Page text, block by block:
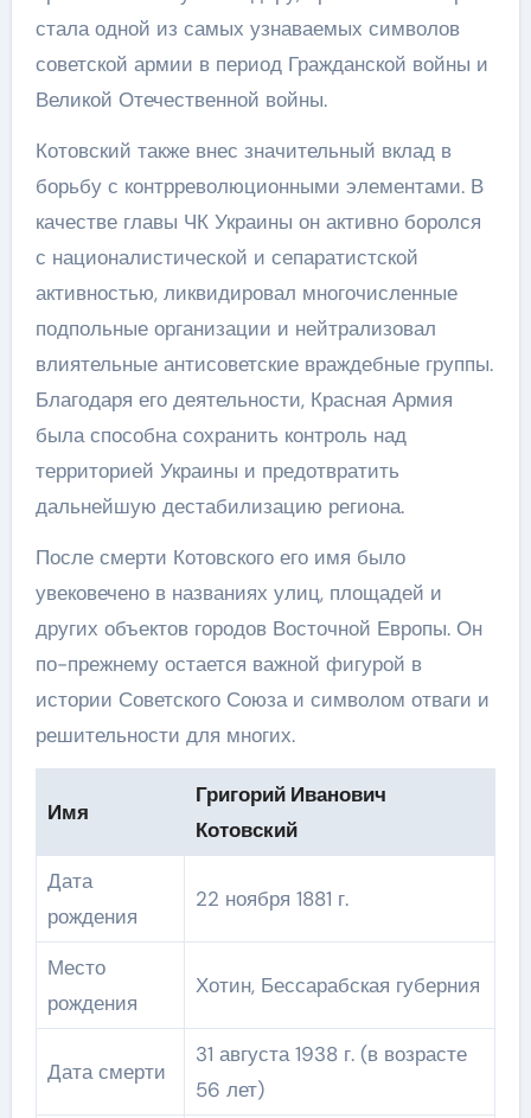
стала одной из самых узнаваемых символов
советской армии в период Гражданской войны и
Великой Отечественной войны.
Котовский также внес значительный вклад в
борьбу с контрреволюционными элементами. В
качестве главы ЧК Украины он активно боролся
с националистической и сепаратистской
активностью, ликвидировал многочисленные
подпольные организации и нейтрализовал
влиятельные антисоветские враждебные группы.
Благодаря его деятельности, Красная Армия
была способна сохранить контроль над
территорией Украины и предотвратить
дальнейшую дестабилизацию региона.
После смерти Котовского его имя было
увековечено в названиях улиц, площадей и
других объектов городов Восточной Европы. Он
по-прежнему остается важной фигурой в
истории Советского Союза и символом отваги и
решительности для многих.
Имя
Григорий Иванович
Котовский
Дата
рождения
22 ноября 1881 г.
Место
рождения
Хотин, Бессарабская губерния
Дата смерти
31 августа 1938 г. (в возрасте
56 лет)